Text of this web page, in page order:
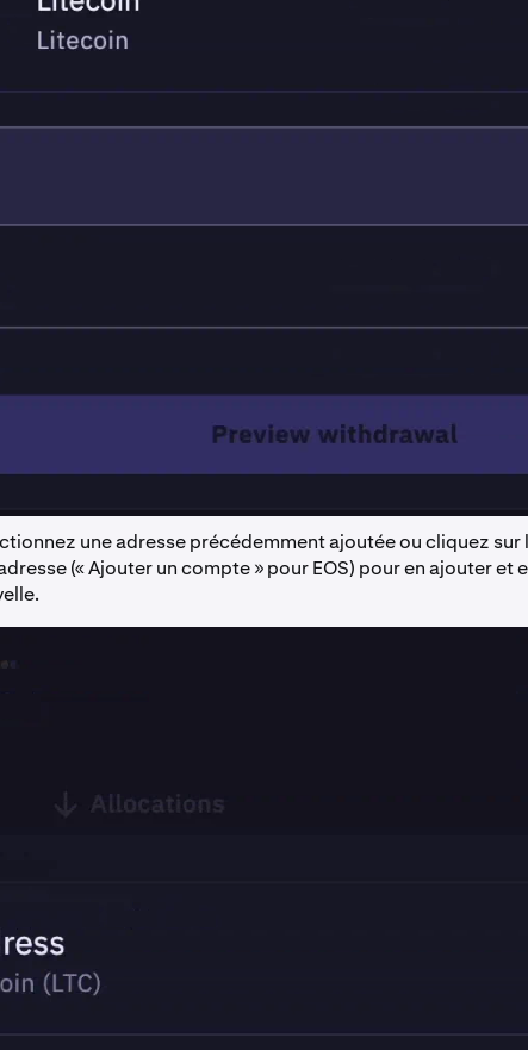
une adresse précédemment ajoutée ou cliquez
(« Ajouter un compte » pour EOS) pour en ajouter et